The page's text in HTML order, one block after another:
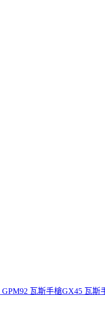
GPM92 瓦斯手槍GX45 瓦斯